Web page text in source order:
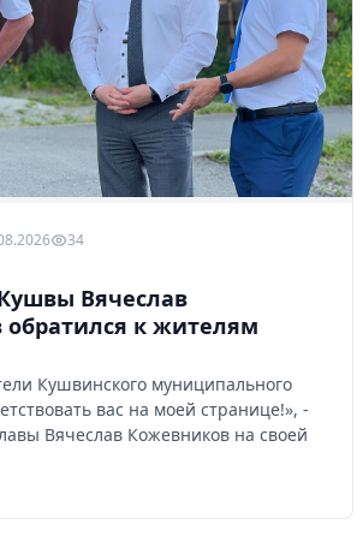
34
Вячеслав
к жителям
Кушвинского муниципального
вас на моей странице!», -
Вячеслав Кожевников на своей